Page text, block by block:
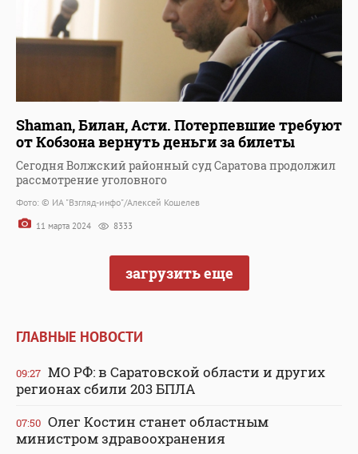
Shaman, Билан, Асти. Потерпевшие требуют
от Кобзона вернуть деньги за билеты
Сегодня Волжский районный суд Саратова продолжил
рассмотрение уголовного
Фото: © ИА "Взгляд-инфо"/Алексей Кошелев
11 марта 2024 8333
загрузить еще
ГЛАВНЫЕ НОВОСТИ
09:27 МО РФ: в Саратовской области и других
регионах сбили 203 БПЛА
07:50 Олег Костин станет областным
министром здравоохранения